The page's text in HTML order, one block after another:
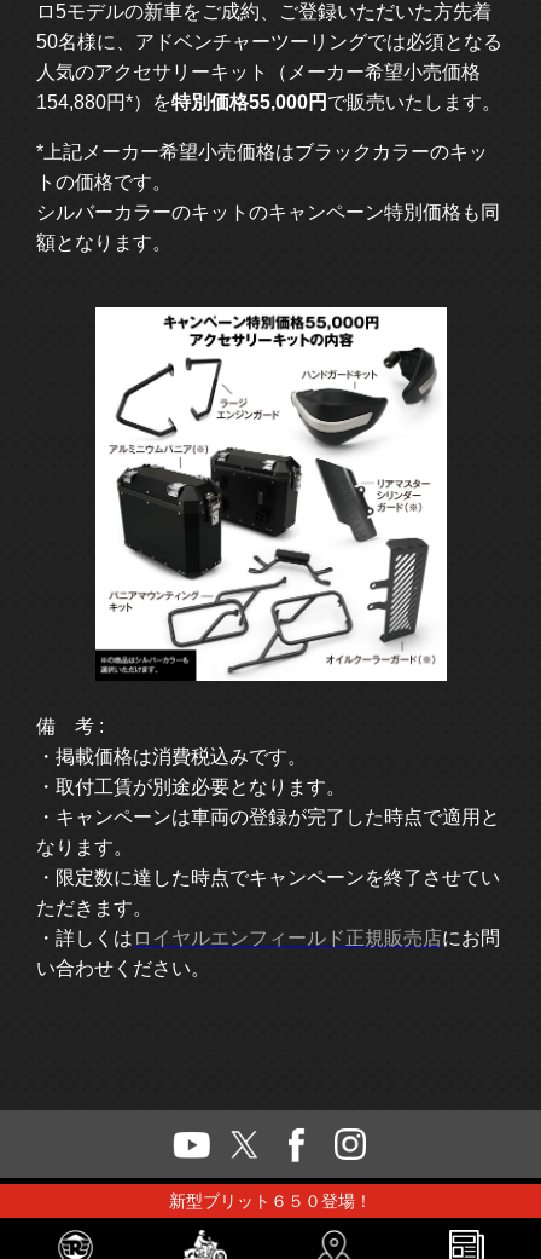
新型ブリット６５０登場！
ロ5モデルの新車をご成約、ご登録いただいた方先着
50名様に、アドベンチャーツーリングでは必須となる
人気のアクセサリーキット（メーカー希望小売価格
154,880円*）を特別価格55,000円 で販売いたします。
*上記メーカー希望小売価格はブラックカラーのキッ
トの価格です。
シルバーカラーのキットのキャンペーン特別価格も同
額となります。
備 考 :
・掲載価格は消費税込みです。
・取付工賃が別途必要となります。
・キャンペーンは車両の登録が完了した時点で適用と
なります。
・限定数に達した時点でキャンペーンを終了させてい
ただきます。
・詳しくは ロイヤルエンフィールド正規販売店にお問
い合わせください。